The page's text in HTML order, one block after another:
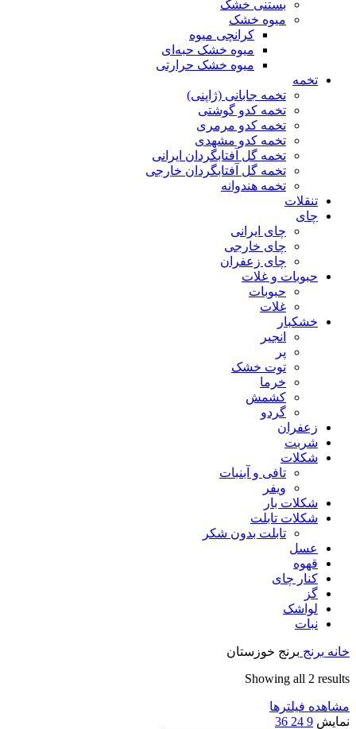
بستنی خشک
میوه خشک
کرانچی میوه
میوه خشک حبه‌ای
میوه خشک حرارتی
تخمه
تخمه جابانی (ژاپنی)
تخمه کدو گوشتی
تخمه کدو مرمری
تخمه کدو مشهدی
تخمه گل آفتابگردان ایرانی
تخمه گل آفتابگردان خارجی
تخمه هندوانه
تنقلات
چای
چای ایرانی
چای خارجی
چای زعفران
حبوبات و غلات
حبوبات
غلات
خشکبار
انجیر
پر
توت خشک
خرما
کشمش
گردو
زعفران
شربت
شکلات
تافی و آبنبات
ویفر
شکلات بار
شکلات تابلت
تابلت بدون شکر
عسل
قهوه
کنار چای
گز
لواشک
نبات
خانه برنج برنج خوزستان
Showing all 2 results
مشاهده فیلترها
نمایش 9
24
36